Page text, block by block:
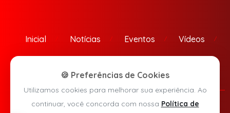
Inicial Notícias Eventos Vídeos
🍪 Preferências de Cookies
Utilizamos cookies para melhorar sua experiência. Ao
continuar, você concorda com nossa Política de